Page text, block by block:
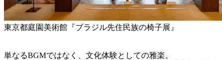
東京都庭園美術館『ブラジル先住民族の椅子展』
単なるBGMではなく、文化体験としての雅楽。